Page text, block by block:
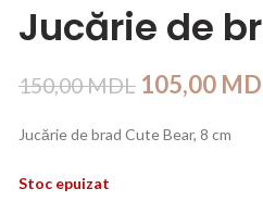
Jucărie de
150,00MDL 105,00
Jucărie de brad Cute Bear, 8 cm
Stoc epuizat